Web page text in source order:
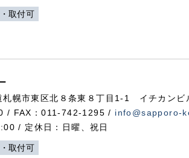
取付可
幌市東区北８条東８丁目1-1 イチカンビ
/ FAX：011-742-1295 / info@sapporo-
/ 定休日：日曜、祝日
取付可